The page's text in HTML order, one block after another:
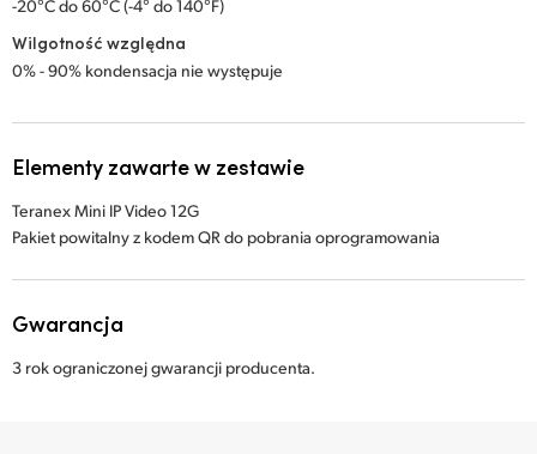
-20°C do 60°C (-4° do 140°F)
Wilgotność względna
0% - 90% kondensacja nie występuje
Elementy zawarte w zestawie
Teranex Mini IP Video 12G
Pakiet powitalny z kodem QR do pobrania oprogramowania
Gwarancja
3 rok ograniczonej gwarancji producenta.